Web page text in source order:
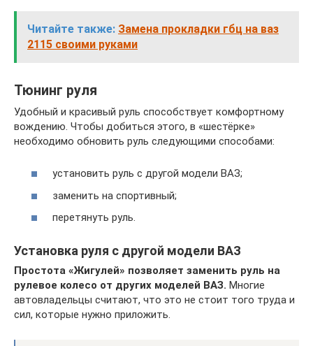
Читайте также: Замена прокладки гбц на ваз
2115 своими руками
Тюнинг руля
Удобный и красивый руль способствует комфортному
вождению. Чтобы добиться этого, в «шестёрке»
необходимо обновить руль следующими способами:
установить руль с другой модели ВАЗ;
заменить на спортивный;
перетянуть руль.
Установка руля с другой модели ВАЗ
Простота «Жигулей» позволяет заменить руль на
рулевое колесо от других моделей ВАЗ. Многие
автовладельцы считают, что это не стоит того труда и
сил, которые нужно приложить.